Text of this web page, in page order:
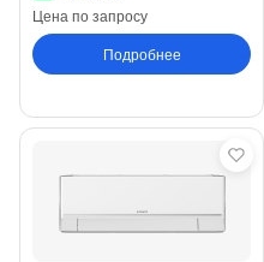
Цена по запросу
Подробнее